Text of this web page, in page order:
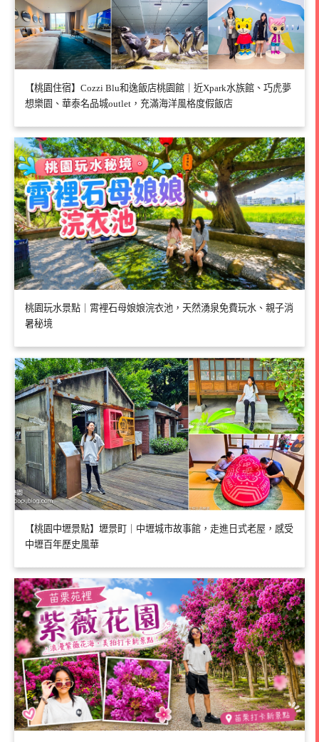
【桃園住宿】Cozzi Blu和逸飯店桃園館｜近Xpark水族館、巧虎夢
想樂園、華泰名品城outlet，充滿海洋風格度假飯店
桃園玩水景點｜霄裡石母娘娘浣衣池，天然湧泉免費玩水、親子消
暑秘境
【桃園中壢景點】壢景町｜中壢城市故事館，走進日式老屋，感受
中壢百年歷史風華